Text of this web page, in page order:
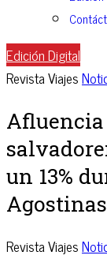
Edición Digital
Revista Viajes
un 13%
Revista Viajes